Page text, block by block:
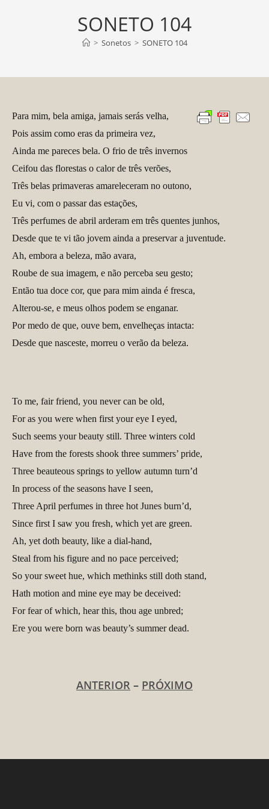
SONETO 104
> Sonetos > SONETO 104
Para mim, bela amiga, jamais serás velha,
Pois assim como eras da primeira vez,
Ainda me pareces bela. O frio de três invernos
Ceifou das florestas o calor de três verões,
Três belas primaveras amareleceram no outono,
Eu vi, com o passar das estações,
Três perfumes de abril arderam em três quentes junhos,
Desde que te vi tão jovem ainda a preservar a juventude.
Ah, embora a beleza, mão avara,
Roube de sua imagem, e não perceba seu gesto;
Então tua doce cor, que para mim ainda é fresca,
Alterou-se, e meus olhos podem se enganar.
Por medo de que, ouve bem, envelheças intacta:
Desde que nasceste, morreu o verão da beleza.
To me, fair friend, you never can be old,
For as you were when first your eye I eyed,
Such seems your beauty still. Three winters cold
Have from the forests shook three summers’ pride,
Three beauteous springs to yellow autumn turn’d
In process of the seasons have I seen,
Three April perfumes in three hot Junes burn’d,
Since first I saw you fresh, which yet are green.
Ah, yet doth beauty, like a dial-hand,
Steal from his figure and no pace perceived;
So your sweet hue, which methinks still doth stand,
Hath motion and mine eye may be deceived:
For fear of which, hear this, thou age unbred;
Ere you were born was beauty’s summer dead.
ANTERIOR – PRÓXIMO